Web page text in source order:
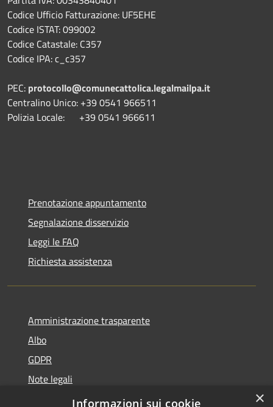
Codice Ufficio Fatturazione: UF5EHE
Codice ISTAT: 099002
Codice Catastale: C357
Codice IPA: c_c357
PEC: protocollo@comunecattolica.legalmailpa.it
Centralino Unico: +39 0541 966511
Polizia Locale: +39 0541 966611
Prenotazione appuntamento
Segnalazione disservizio
Leggi le FAQ
Richiesta assistenza
Amministrazione trasparente
Albo
GDPR
Note legali
Dichiarazione di accessibilità
×
Informazioni sui cookie